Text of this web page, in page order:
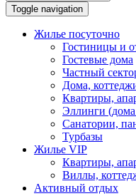
Toggle navigation
Жилье посуточно
Гостиницы и
Гостевые дома
Частный
Дома,
Квартиры,
Эллинги
Санатории,
Турбазы
Жилье VIP
Квартиры,
Виллы,
Активный отдых